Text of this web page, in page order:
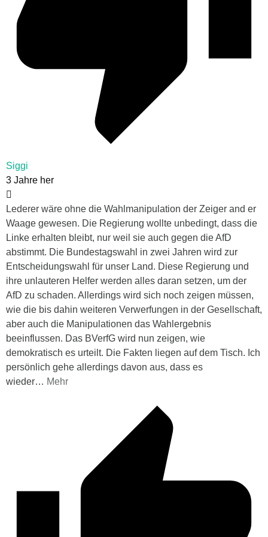
Siggi
3 Jahre her
Lederer wäre ohne die Wahlmanipulation der Zeiger and er
Waage gewesen. Die Regierung wollte unbedingt, dass die
Linke erhalten bleibt, nur weil sie auch gegen die AfD
abstimmt. Die Bundestagswahl in zwei Jahren wird zur
Entscheidungswahl für unser Land. Diese Regierung und
ihre unlauteren Helfer werden alles daran setzen, um der
AfD zu schaden. Allerdings wird sich noch zeigen müssen,
wie die bis dahin weiteren Verwerfungen in der Gesellschaft,
aber auch die Manipulationen das Wahlergebnis
beeinflussen. Das BVerfG wird nun zeigen, wie
demokratisch es urteilt. Die Fakten liegen auf dem Tisch. Ich
persönlich gehe allerdings davon aus, dass es
wieder… Mehr